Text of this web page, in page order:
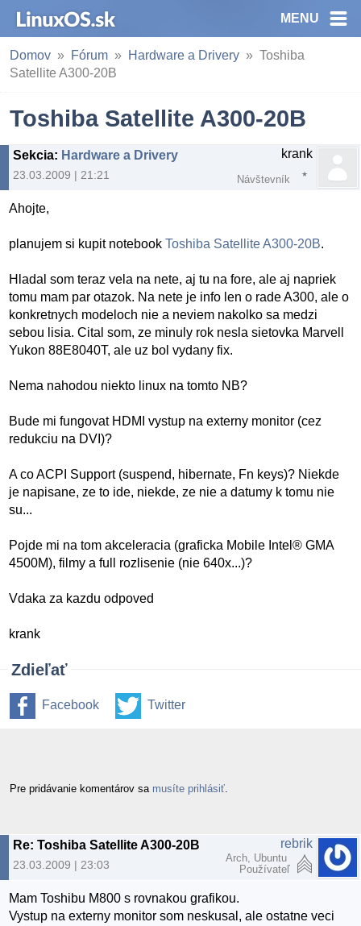
MENU
Domov Fórum Hardware a Drivery
Toshiba
Satellite A300-20B
Toshiba Satellite A300-20B
Sekcia: Hardware a Drivery
23.03.2009 | 21:21
krank
Návštevník
Ahojte,
planujem si kupit notebookToshiba Satellite A300-20B.
Hladal som teraz vela na nete, aj tu na fore, ale aj napriek
tomu mam par otazok. Na nete je info len o rade A300, ale o
konkretnych modeloch nie a neviem nakolko sa medzi
sebou lisia. Cital som, ze minuly rok nesla sietovka Marvell
Yukon 88E8040T, ale uz bol vydany fix.
Nema nahodou niekto linux na tomto NB?
Bude mi fungovat HDMI vystup na externy monitor (cez
redukciu na DVI)?
A co ACPI Support (suspend, hibernate, Fn keys)? Niekde
je napisane, ze to ide, niekde, ze nie a datumy k tomu nie
su...
Pojde mi na tom akceleracia (graficka Mobile Intel® GMA
4500M), filmy a full rozlisenie (nie 640x...)?
Vdaka za kazdu odpoved
krank
Zdieľať
Facebook Twitter
Pre pridávanie komentárov sa musíte prihlásiť
Re: Toshiba Satellite A300-20B
23.03.2009 | 23:03
rebrik
Arch, Ubuntu
Používateľ
Mam Toshibu M800 s rovnakou grafikou.
Vystup na externy monitor som neskusal, ale ostatne veci